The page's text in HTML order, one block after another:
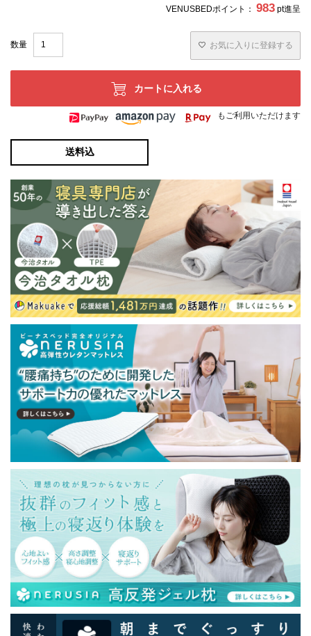
・乾燥機の使用はお避けください。
※できる限り実際の色を再現するよう心がけております
が、閲覧環境により誤差がでる場合がございますのでご了
VENUSBEDポイント： 983 pt進呈
お気に入りに登録する
カートに入れる
もご利用いただけます
送料込